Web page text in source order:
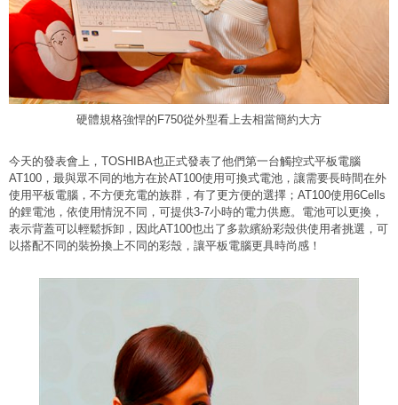
硬體規格強悍的F750從外型看上去相當簡約大方
今天的發表會上，TOSHIBA也正式發表了他們第一台觸控式平板電腦
AT100，最與眾不同的地方在於AT100使用可換式電池，讓需要長時間在外
使用平板電腦，不方便充電的族群，有了更方便的選擇；AT100使用6Cells
的鋰電池，依使用情況不同，可提供3-7小時的電力供應。電池可以更換，
表示背蓋可以輕鬆拆卸，因此AT100也出了多款繽紛彩殼供使用者挑選，可
以搭配不同的裝扮換上不同的彩殼，讓平板電腦更具時尚感！